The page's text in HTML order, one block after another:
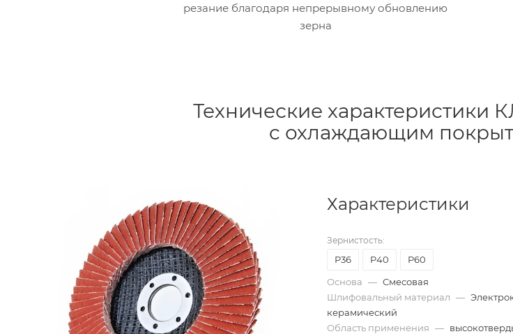
резание благодаря непрерывному обновлению
зерна
Технические характеристики
c охлаждающим
Характеристики
Зернистость:
P36 P40
P60
Основа — Смесовая
Шлифовальный материал —
керамический
Область применения —